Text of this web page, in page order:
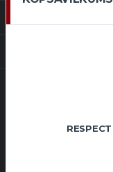
RESPECT